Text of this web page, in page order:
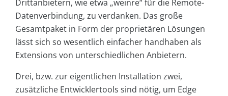
Drittanbietern, wie etwa „weinre“ für die Remote-
Datenverbindung, zu verdanken. Das große
Gesamtpaket in Form der proprietären Lösungen
lässt sich so wesentlich einfacher handhaben als
Extensions von unterschiedlichen Anbietern.
Drei, bzw. zur eigentlichen Installation zwei,
zusätzliche Entwicklertools sind nötig, um Edge